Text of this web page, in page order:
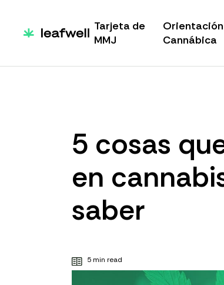
Tarjeta de
MMJ
Orientación
Cannábica
5 cosas
en
saber
5 min read